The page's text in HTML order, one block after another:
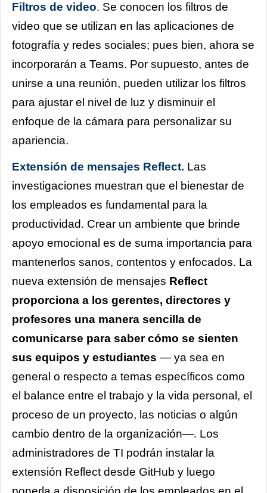
Filtros de video. Se conocen los filtros de
video que se utilizan en las aplicaciones de
fotografía y redes sociales; pues bien, ahora se
incorporarán a Teams. Por supuesto, antes de
unirse a una reunión, pueden utilizar los filtros
para ajustar el nivel de luz y disminuir el
enfoque de la cámara para personalizar su
apariencia.
Extensión de mensajes Reflect. Las
investigaciones muestran que el bienestar de
los empleados es fundamental para la
productividad. Crear un ambiente que brinde
apoyo emocional es de suma importancia para
mantenerlos sanos, contentos y enfocados. La
nueva extensión de mensajes Reflect
proporciona a los gerentes, directores y
profesores una manera sencilla de
comunicarse para saber cómo se sienten
sus equipos y estudiantes — ya sea en
general o respecto a temas específicos como
el balance entre el trabajo y la vida personal, el
proceso de un proyecto, las noticias o algún
cambio dentro de la organización—. Los
administradores de TI podrán instalar la
extensión Reflect desde GitHub y luego